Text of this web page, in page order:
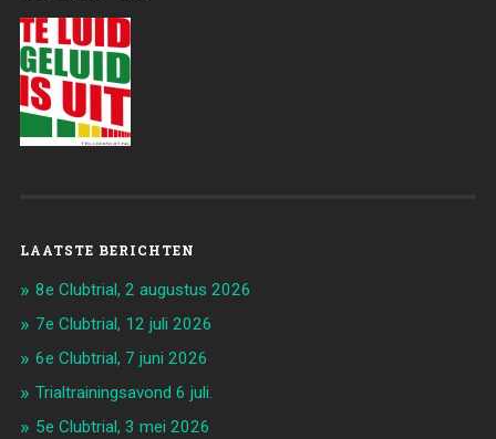
LAATSTE BERICHTEN
8e Clubtrial, 2 augustus 2026
7e Clubtrial, 12 juli 2026
6e Clubtrial, 7 juni 2026
Trialtrainingsavond 6 juli.
5e Clubtrial, 3 mei 2026